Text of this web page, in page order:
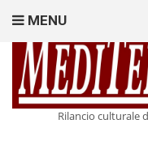
Rilancio culturale
MENU